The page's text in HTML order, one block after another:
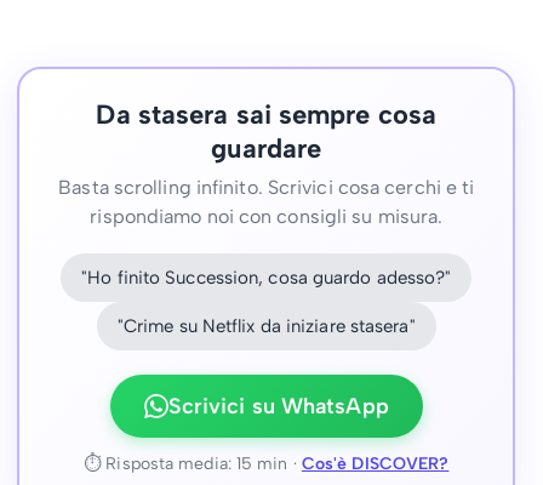
Da stasera sai sempre cosa
guardare
Basta scrolling infinito. Scrivici cosa cerchi e ti
rispondiamo noi con consigli su misura.
"Ho finito Succession, cosa guardo adesso?"
"Crime su Netflix da iniziare stasera"
Scrivici su WhatsApp
⏱ Risposta media: 15 min · Cos'è DISCOVER?